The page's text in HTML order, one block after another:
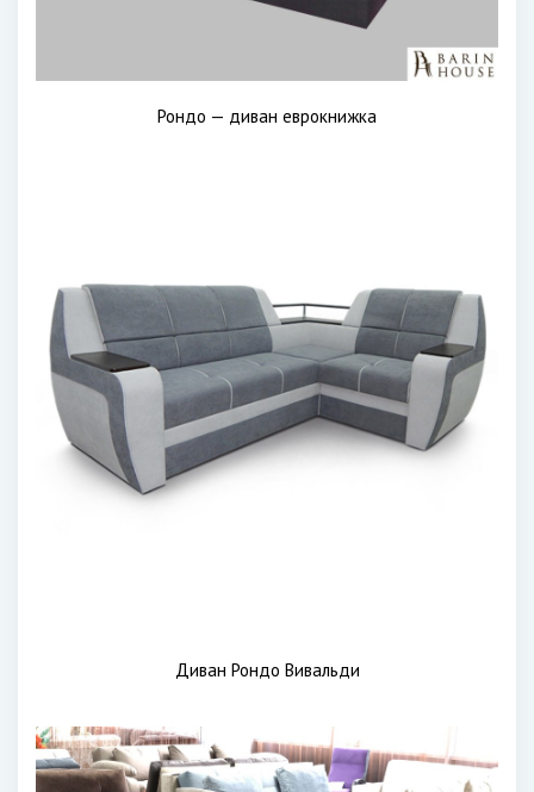
Рондо — диван еврокнижка
Диван Рондо Вивальди